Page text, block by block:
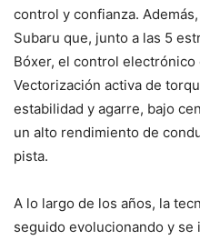
control y confianza.
Subaru que, junto a las 5
Bóxer, el control electrónico
Vectorización activa de
estabilidad y agarre, bajo
un alto rendimiento de
pista.
A lo largo de los años, la
seguido evolucionando y